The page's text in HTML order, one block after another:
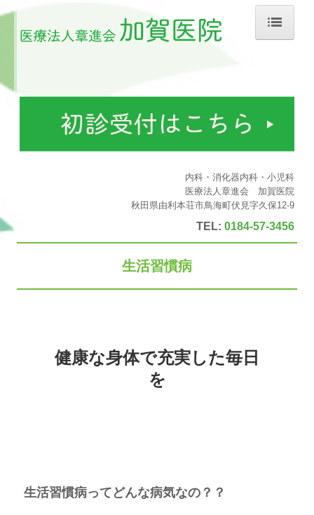
診療のご案内
施設基準
内科・消化器内科・小児科
医療法人章進会 加賀医院
秋田県由利本荘市鳥海町伏見字久保12-9
TEL: 0184-57-3456
生活習慣病
健康な身体で充実した毎日
を
生活習慣病ってどんな病気なの？？